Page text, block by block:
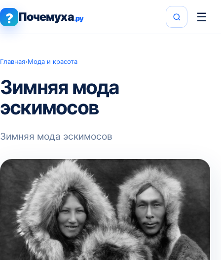
? Почемуха.ру ☰
Главная›Мода и красота
Зимняя мода
эскимосов
Зимняя мода эскимосов